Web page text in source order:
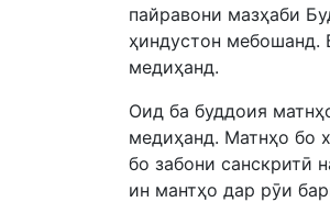
пайравони мазҳаби
ҳиндустон мебошанд.
медиҳанд.
Оид ба буддоия
медиҳанд. Матнҳо бо
бо забони санскритӣ
ин мантҳо дар рӯи